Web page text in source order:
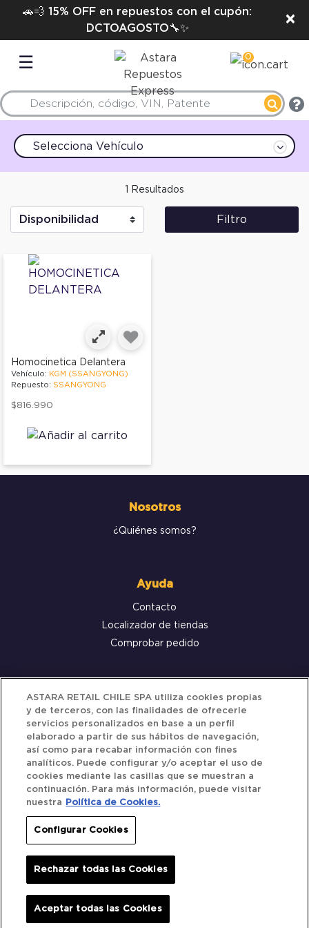
🚗💨 15% OFF en repuestos con el cupón:
DCTOAGOSTO🔧✨
×
☰ 0
Selecciona Vehículo
1 Resultados
Filtro
Homocinetica Delantera
Vehículo: KGM (SSANGYONG)
Repuesto: SSANGYONG
$816.990
Nosotros
¿Quiénes somos?
Ayuda
Contacto
Localizador de tiendas
Comprobar pedido
Servicio al cliente
Términos y Condiciones
Política de privacidad
Siguenos
Redes Sociales
Iberocar © 2025. All Rights Reserved.
ASTARA RETAIL CHILE SPA utiliza cookies propias
y de terceros, con las finalidades de ofrecerle
servicios personalizados en base a un perfil
elaborado a partir de sus hábitos de navegación,
así como para recabar información con fines
analíticos. Puede configurar y/o aceptar el uso de
cookies mediante las casillas que se muestran a
continuación. Para más información, puede visitar
nuestra
Política de Cookies.
Configurar Cookies
Rechazar todas las Cookies
Aceptar todas las Cookies